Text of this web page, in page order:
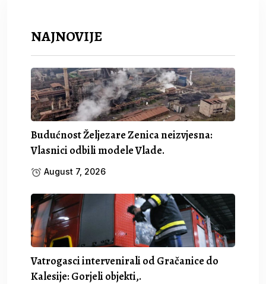
NAJNOVIJE
Budućnost Željezare Zenica neizvjesna:
Vlasnici odbili modele Vlade.
August 7, 2026
Vatrogasci intervenirali od Gračanice do
Kalesije: Gorjeli objekti,.